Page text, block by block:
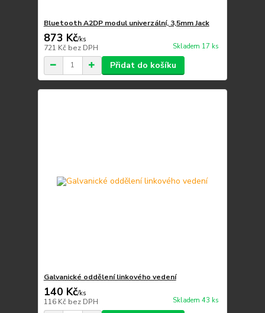
Bluetooth A2DP modul univerzální, 3,5mm Jack
873 Kč/ks
721 Kč bez DPH Skladem 17 ks
Přidat do košíku
Galvanické oddělení linkového vedení
140 Kč/ks
116 Kč bez DPH Skladem 43 ks